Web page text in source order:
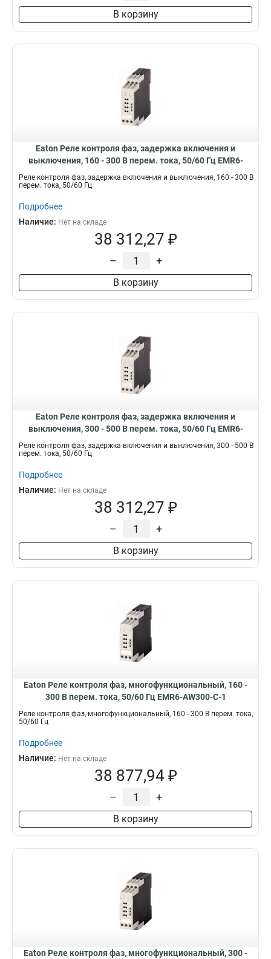
В корзину
Eaton Реле контроля фаз, задержка включения и
выключения, 160 - 300 В перем. тока, 50/60 Гц EMR6-
Реле контроля фаз, задержка включения и выключения, 160 - 300 В
перем. тока, 50/60 Гц
Подробнее
Наличие: Нет на складе
38 312,27 ₽
– +
В корзину
Eaton Реле контроля фаз, задержка включения и
выключения, 300 - 500 В перем. тока, 50/60 Гц EMR6-
Реле контроля фаз, задержка включения и выключения, 300 - 500 В
перем. тока, 50/60 Гц
Подробнее
Наличие: Нет на складе
38 312,27 ₽
– +
В корзину
Eaton Реле контроля фаз, многофункциональный, 160 -
300 В перем. тока, 50/60 Гц EMR6-AW300-C-1
Реле контроля фаз, многофункциональный, 160 - 300 В перем. тока,
50/60 Гц
Подробнее
Наличие: Нет на складе
38 877,94 ₽
– +
В корзину
Eaton Реле контроля фаз, многофункциональный, 300 -